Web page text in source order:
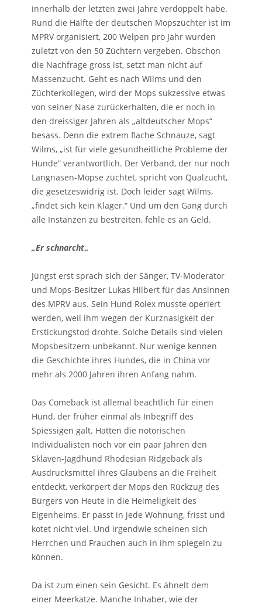
innerhalb der letzten zwei Jahre verdoppelt habe.
Rund die Hälfte der deutschen Mopszüchter ist im
MPRV organisiert, 200 Welpen pro Jahr wurden
zuletzt von den 50 Züchtern vergeben. Obschon
die Nachfrage gross ist, setzt man nicht auf
Massenzucht. Geht es nach Wilms und den
Züchterkollegen, wird der Mops sukzessive etwas
von seiner Nase zurückerhalten, die er noch in
den dreissiger Jahren als „altdeutscher Mops“
besass. Denn die extrem flache Schnauze, sagt
Wilms, „ist für viele gesundheitliche Probleme der
Hunde“ verantwortlich. Der Verband, der nur noch
Langnasen-Möpse züchtet, spricht von Qualzucht,
die gesetzeswidrig ist. Doch leider sagt Wilms,
„findet sich kein Kläger.“ Und um den Gang durch
alle Instanzen zu bestreiten, fehle es an Geld.
„Er schnarcht„
Jüngst erst sprach sich der Sänger, TV-Moderator
und Mops-Besitzer Lukas Hilbert für das Ansinnen
des MPRV aus. Sein Hund Rolex musste operiert
werden, weil ihm wegen der Kurznasigkeit der
Erstickungstod drohte. Solche Details sind vielen
Mopsbesitzern unbekannt. Nur wenige kennen
die Geschichte ihres Hundes, die in China vor
mehr als 2000 Jahren ihren Anfang nahm.
Das Comeback ist allemal beachtlich für einen
Hund, der früher einmal als Inbegriff des
Spiessigen galt. Hatten die notorischen
Individualisten noch vor ein paar Jahren den
Sklaven-Jagdhund Rhodesian Ridgeback als
Ausdrucksmittel ihres Glaubens an die Freiheit
entdeckt, verkörpert der Mops den Rückzug des
Bürgers von Heute in die Heimeligkeit des
Eigenheims. Er passt in jede Wohnung, frisst und
kotet nicht viel. Und irgendwie scheinen sich
Herrchen und Frauchen auch in ihm spiegeln zu
können.
Da ist zum einen sein Gesicht. Es ähnelt dem
einer Meerkatze. Manche Inhaber, wie der